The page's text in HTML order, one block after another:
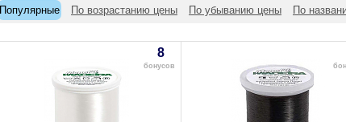
Популярные По возрастанию цены По убыванию цены По
8
бонусов